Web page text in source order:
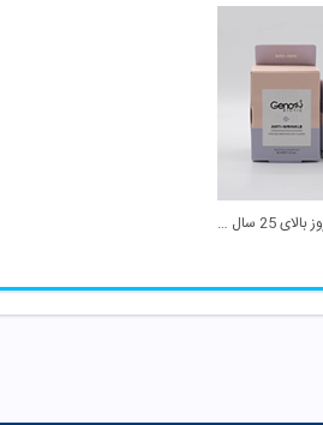
کرم ضد چروک روز بالای 25 سال ژنوبایوتیک